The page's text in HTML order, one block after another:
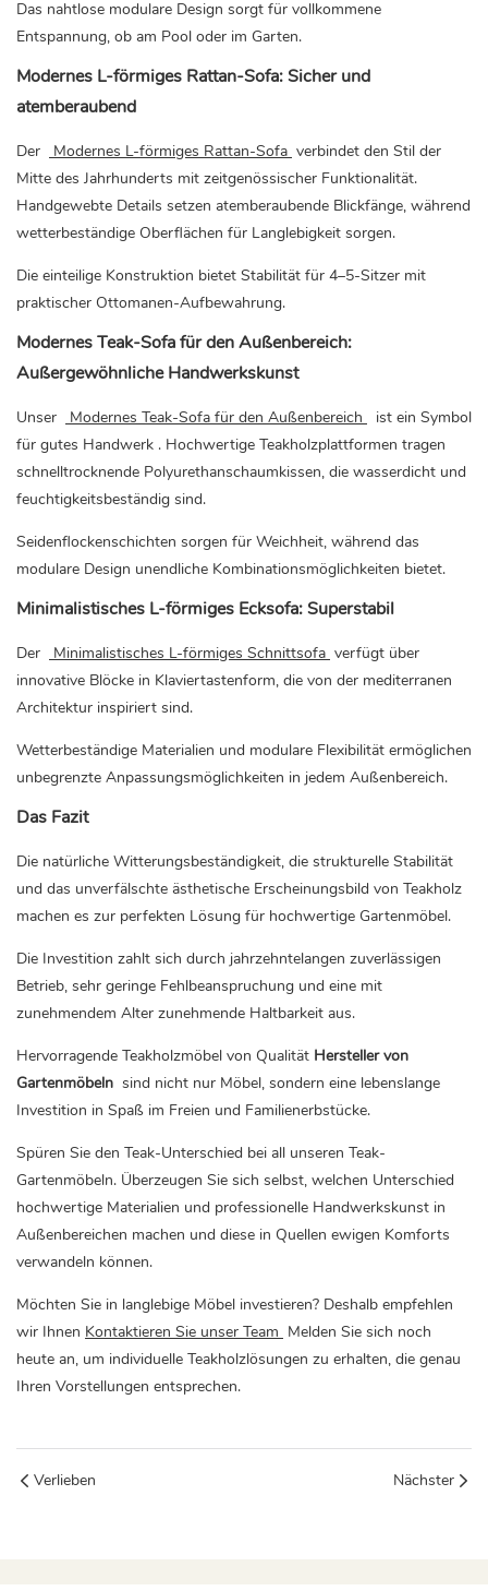
Das nahtlose modulare Design sorgt für vollkommene
Entspannung, ob am Pool oder im Garten.
Modernes L-förmiges Rattan-Sofa: Sicher und
atemberaubend
Der Modernes L-förmiges Rattan-Sofa verbindet den Stil der
Mitte des Jahrhunderts mit zeitgenössischer Funktionalität.
Handgewebte Details setzen atemberaubende Blickfänge, während
wetterbeständige Oberflächen für Langlebigkeit sorgen.
Die einteilige Konstruktion bietet Stabilität für 4–5-Sitzer mit
praktischer Ottomanen-Aufbewahrung.
Modernes Teak-Sofa für den Außenbereich:
Außergewöhnliche Handwerkskunst
Unser Modernes Teak-Sofa für den Außenbereich
ist ein Symbol
für gutes Handwerk . Hochwertige Teakholzplattformen tragen
schnelltrocknende Polyurethanschaumkissen, die wasserdicht und
feuchtigkeitsbeständig sind.
Seidenflockenschichten sorgen für Weichheit, während das
modulare Design unendliche Kombinationsmöglichkeiten bietet.
Minimalistisches L-förmiges Ecksofa: Superstabil
Der Minimalistisches L-förmiges Schnittsofa verfügt über
innovative Blöcke in Klaviertastenform, die von der mediterranen
Architektur inspiriert sind.
Wetterbeständige Materialien und modulare Flexibilität ermöglichen
unbegrenzte Anpassungsmöglichkeiten in jedem Außenbereich.
Das Fazit
Die natürliche Witterungsbeständigkeit, die strukturelle Stabilität
und das unverfälschte ästhetische Erscheinungsbild von Teakholz
machen es zur perfekten Lösung für hochwertige Gartenmöbel.
Die Investition zahlt sich durch jahrzehntelangen zuverlässigen
Betrieb, sehr geringe Fehlbeanspruchung und eine mit
zunehmendem Alter zunehmende Haltbarkeit aus.
Hervorragende Teakholzmöbel von Qualität Hersteller von
Gartenmöbeln sind nicht nur Möbel, sondern eine lebenslange
Investition in Spaß im Freien und Familienerbstücke.
Spüren Sie den Teak-Unterschied bei all unseren Teak-
Gartenmöbeln. Überzeugen Sie sich selbst, welchen Unterschied
hochwertige Materialien und professionelle Handwerkskunst in
Außenbereichen machen und diese in Quellen ewigen Komforts
verwandeln können.
Möchten Sie in langlebige Möbel investieren? Deshalb empfehlen
wir Ihnen Kontaktieren Sie unser Team Melden Sie sich noch
heute an, um individuelle Teakholzlösungen zu erhalten, die genau
Ihren Vorstellungen entsprechen.
Verlieben Nächster